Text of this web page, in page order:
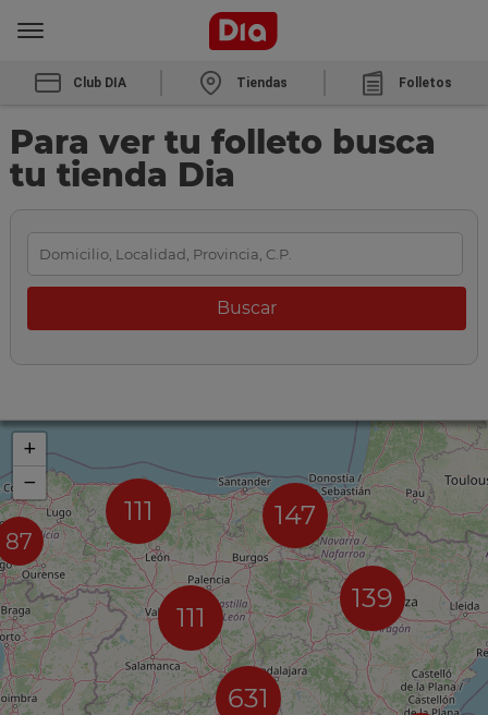
Club DIA Tiendas Folletos
Para ver tu folleto busca
tu tienda Dia
87
111 147
111
631
139
+
−